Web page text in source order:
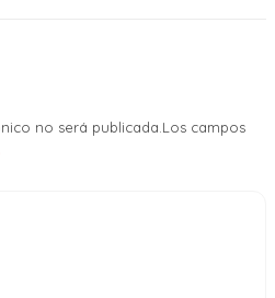
no será publicada.Los campos